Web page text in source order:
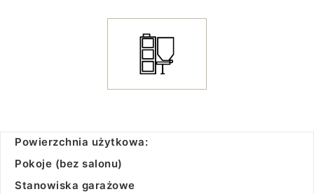
Powierzchnia użytkowa:
Pokoje (bez salonu)
Stanowiska garażowe